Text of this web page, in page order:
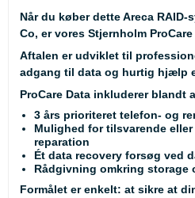
Når du køber dette Areca
Co, er vores Stjernholm
Aftalen er udviklet til
adgang til data og hurtig hjælp
ProCare Data inkluderer blandt
3 års prioriteret telefon- og
Mulighed for tilsvarende
reparation
Ét data recovery forsøg ved
Rådgivning omkring storage
Formålet er enkelt: at sikre at